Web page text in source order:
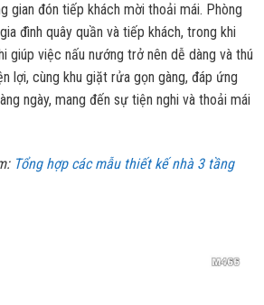
gian đón tiếp khách mời thoải mái. Phòng
đình quây quần và tiếp khách, trong khi
giúp việc nấu nướng trở nên dễ dàng và thú
lợi, cùng khu giặt rửa gọn gàng, đáp ứng
ngày, mang đến sự tiện nghi và thoải mái
Tổng hợp các mẫu thiết kế nhà 3 tầng